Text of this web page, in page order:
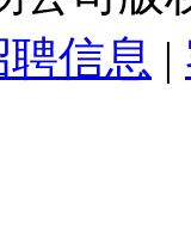
聘信息 |